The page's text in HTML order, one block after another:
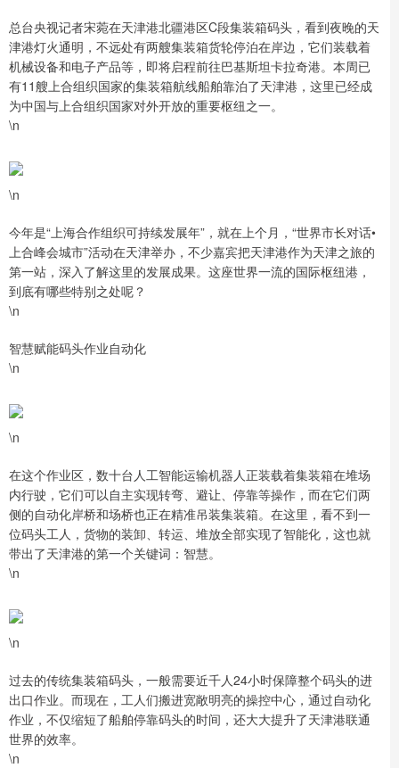
总台央视记者宋菀在天津港北疆港区C段集装箱码头，看到夜晚的天
津港灯火通明，不远处有两艘集装箱货轮停泊在岸边，它们装载着
机械设备和电子产品等，即将启程前往巴基斯坦卡拉奇港。本周已
有11艘上合组织国家的集装箱航线船舶靠泊了天津港，这里已经成
为中国与上合组织国家对外开放的重要枢纽之一。
\n
\n
今年是“上海合作组织可持续发展年”，就在上个月，“世界市长对话•
上合峰会城市”活动在天津举办，不少嘉宾把天津港作为天津之旅的
第一站，深入了解这里的发展成果。这座世界一流的国际枢纽港，
到底有哪些特别之处呢？
\n
智慧赋能码头作业自动化
\n
\n
在这个作业区，数十台人工智能运输机器人正装载着集装箱在堆场
内行驶，它们可以自主实现转弯、避让、停靠等操作，而在它们两
侧的自动化岸桥和场桥也正在精准吊装集装箱。在这里，看不到一
位码头工人，货物的装卸、转运、堆放全部实现了智能化，这也就
带出了天津港的第一个关键词：智慧。
\n
\n
过去的传统集装箱码头，一般需要近千人24小时保障整个码头的进
出口作业。而现在，工人们搬进宽敞明亮的操控中心，通过自动化
作业，不仅缩短了船舶停靠码头的时间，还大大提升了天津港联通
世界的效率。
\n